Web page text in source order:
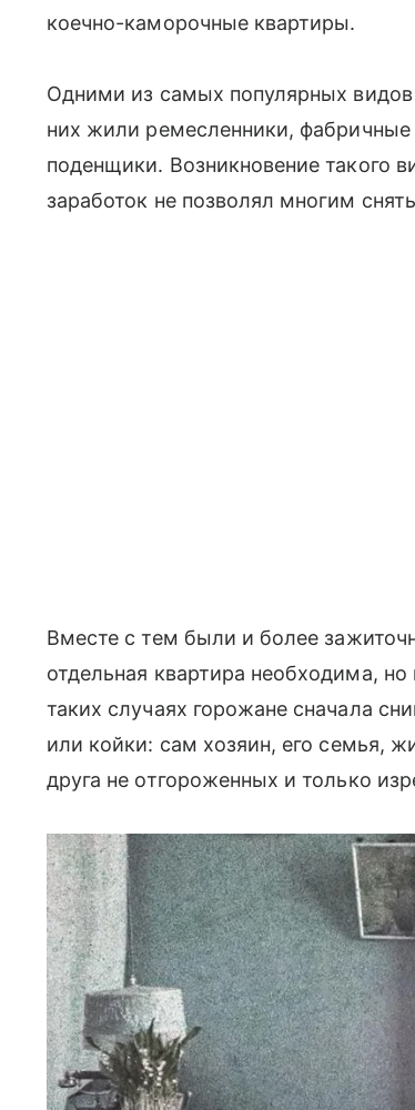
коечно-каморочные квартиры.
Одними из самых популярных
них жили ремесленники,
поденщики. Возникновение такого
заработок не позволял многим
Вместе с тем были и более
отдельная квартира необходима,
таких случаях горожане сначала
или койки: сам хозяин, его семья,
друга не отгороженных и только